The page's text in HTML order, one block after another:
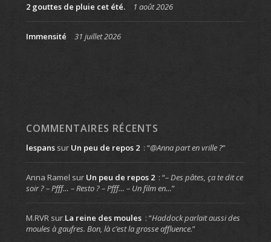
2 gouttes de pluie cet été. 1 août 2026
Immensité 31 juillet 2026
COMMENTAIRES RÉCENTS
lespanssur Un peu de repos 2 : “@Anna part en vrille ?”
Anna Ramel sur Un peu de repos 2 : “– Des pâtes, ça te dit ce
soir ? – Pfff… – Resto ? – Pfff… – Un film en…”
M.RVRsur La reine des moules : “Haddock parlait aussi des
moules à gaufres. Bon, là c’est la grosse affluence.”